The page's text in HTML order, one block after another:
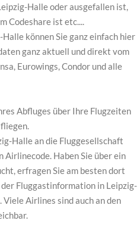
Halle oder ausgefallen ist,
Codeshare ist etc....
können Sie ganz einfach hier
ganz aktuell und direkt vom
Eurowings, Condor und alle
Abfluges über Ihre Flugzeiten
Halle an die Fluggesellschaft
Airlinecode. Haben Sie über ein
erfragen Sie am besten dort
der Fluggastinformation in Leipzig-
Airlines sind auch an den